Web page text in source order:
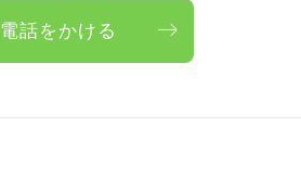
電話をかける